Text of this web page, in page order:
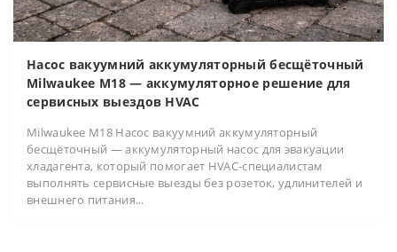
Насос вакуумний аккумуляторный бесщёточный
Milwaukee M18 — аккумуляторное решение для
сервисных выездов HVAC
Milwaukee M18 Насос вакуумний аккумуляторный
бесщёточный — аккумуляторный насос для эвакуации
хладагента, который помогает HVAC-специалистам
выполнять сервисные выезды без розеток, удлинителей и
внешнего питания...